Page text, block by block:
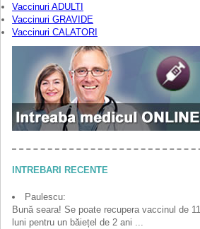
Vaccinuri ADULTI
Vaccinuri GRAVIDE
Vaccinuri CALATORI
INTREBARI RECENTE
Paulescu:
Bună seara! Se poate recupera vaccinul de 11
luni pentru un băiețel de 2 ani ...